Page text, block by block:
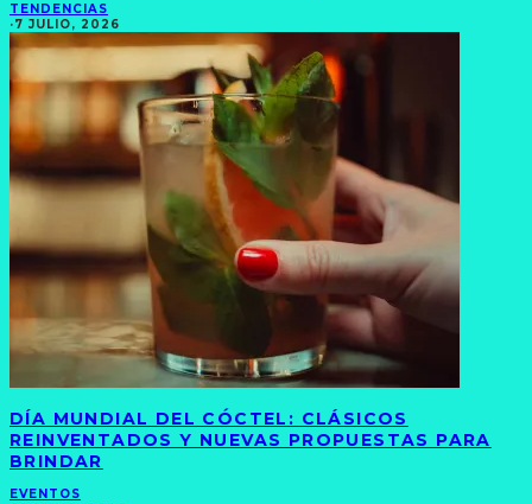
TENDENCIAS
·7 JULIO, 2026
DÍA MUNDIAL DEL CÓCTEL: CLÁSICOS
REINVENTADOS Y NUEVAS PROPUESTAS PARA
BRINDAR
EVENTOS